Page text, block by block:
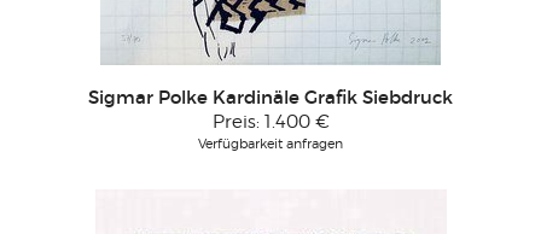
Sigmar Polke Kardinäle Grafik Siebdruck
Preis: 1.400 €
Verfügbarkeit anfragen